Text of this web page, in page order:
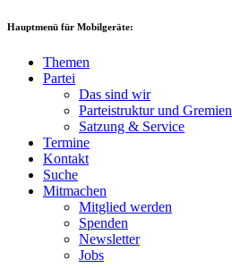
Hauptmenü für Mobilgeräte:
Themen
Partei
Das sind wir
Parteistruktur und Gremien
Satzung & Service
Termine
Kontakt
Suche
Mitmachen
Mitglied werden
Spenden
Newsletter
Jobs